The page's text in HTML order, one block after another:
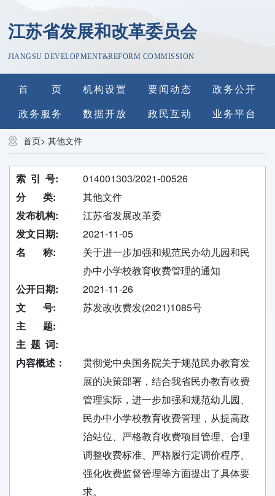
江苏省发展和改革委员会
JIANGSU DEVELOPMENT&REFORM COMMISSION
首 页 机构设置 要闻动态
政务公开
政务服务
数据开放 政民互动 业务平台
首页>其他文件
索 引 号:
014001303/2021-00526
分 类:
其他文件
发布机构:
江苏省发展改革委
发文日期:
2021-11-05
名 称:
关于进一步加强和规范民办幼儿园和民
办中小学校教育收费管理的通知
公开日期:
2021-11-26
文 号:
苏发改收费发(2021)1085号
主 题:
主 题 词:
内容概述：
贯彻党中央国务院关于规范民办教育发
展的决策部署，结合我省民办教育收费
管理实际，进一步加强和规范幼儿园、
民办中小学校教育收费管理，从提高政
治站位、严格教育收费项目管理、合理
调整收费标准、严格履行定调价程序、
强化收费监督管理等方面提出了具体要
求。